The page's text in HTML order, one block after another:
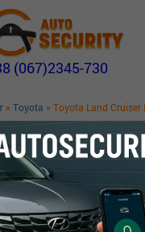
(067)2345-730
» Toyota » Toyota Land Cruiser
LC200